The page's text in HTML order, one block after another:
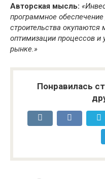
Авторская мысль:
программное обеспечение
строительства окупаются
оптимизации процессов и
рынке.»
Понравилась